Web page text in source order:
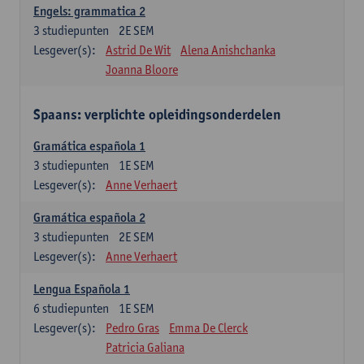
Engels: grammatica 2
2E SEM
3 studiepunten
Lesgever(s):
Astrid De Wit
Alena Anishchanka
Joanna Bloore
Spaans: verplichte opleidingsonderdelen
Gramática española 1
1E SEM
3 studiepunten
Lesgever(s):
Anne Verhaert
Gramática española 2
2E SEM
3 studiepunten
Lesgever(s):
Anne Verhaert
Lengua Española 1
1E SEM
6 studiepunten
Lesgever(s):
Pedro Gras
Emma De Clerck
Patricia Galiana